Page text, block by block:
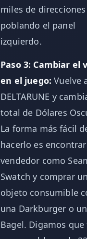
miles de direcciones
poblando el panel
izquierdo.
Paso 3: Cambiar el
en el juego: Vuelve
DELTARUNE y
total de Dólares
La forma más fácil
hacerlo es
vendedor como
Swatch y comprar un
objeto consumible
una Darkburger o
Bagel. Digamos que